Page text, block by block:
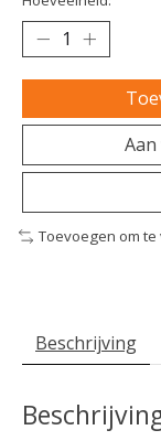
Toevoegen om
Beschrijving